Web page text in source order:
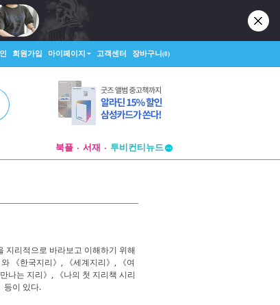
회원가입 마이페이지 고객센터 장바구니(0)
북플 서재
투비컨티뉴드
지리적으로 바라보고 이해하기 위해
《한국지리》, 《세계지리》, 《여
나는 지리》, 《나의 첫 지리책 시리
등이 있다.